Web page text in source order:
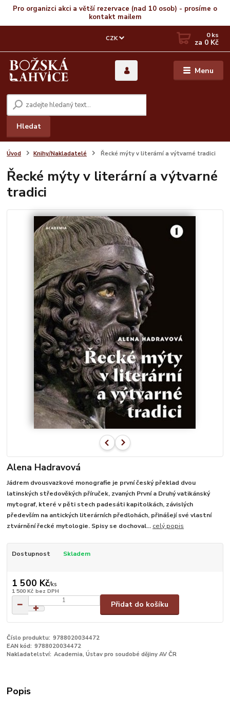
Pro organizci akci a větší rezervace (nad 10 osob) - prosíme o
kontakt mailem
Menu
CZK
Hledat
0ks
za 0 Kč
Úvod Knihy/Nakladatelé Řecké mýty v literární a výtvarné tradici
Řecké mýty v literární a výtvarné
tradici
Alena Hadravová
Jádrem dvousvazkové monografie je první český překlad dvou
latinských středověkých příruček, zvaných První a Druhý vatikánský
mytograf, které v pěti stech padesáti kapitolkách, závislých
především na antických literárních předlohách, přinášejí své vlastní
ztvárnění řecké mytologie. Spisy se dochoval... celý popis
Dostupnost Skladem
1 500 Kč/ks
1 500 Kč bez DPH
Přidat do košíku
Číslo produktu: 9788020034472
EAN kód: 9788020034472
Nakladatelství: Academia, Ústav pro soudobé dějiny AV ČR
Popis